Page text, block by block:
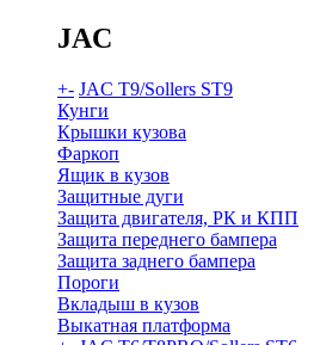
JAC
+- JAC T9/Sollers ST9
Кунги
Крышки кузова
Фаркоп
Ящик в кузов
Защитные дуги
Защита двигателя, РК и КПП
Защита переднего бампера
Защита заднего бампера
Пороги
Вкладыш в кузов
Выкатная платформа